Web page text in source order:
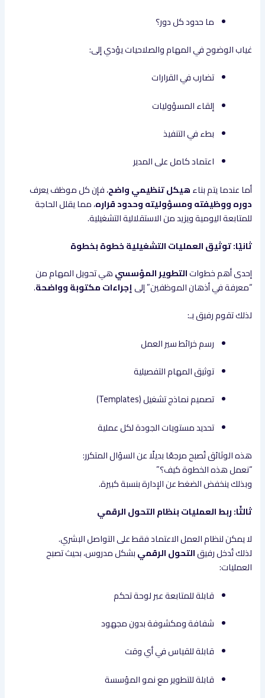
ما حدود كل دور؟
غياب الوضوح في المهام والصلاحيات يؤدي إلى:
تضارب في القرارات
إلقاء المسؤوليات
بطء في التنفيذ
اعتماد كامل على المدير
أما عندما يتم بناءهيكل تنظيمي واضح، فإن كل موظف يعرف
دوره ووظيفته ومسؤوليته وحدود قراره، مما يقلل الحاجة
للمتابعة اليومية ويزيد من الاستقلالية التشغيلية.
ثانيًا: توثيق العمليات التشغيلية خطوة بخطوة
إحدى أهم خطواتالتطوير المؤسسيهي تحويل المهام من
“معرفة في أذهان الموظفين” إلىإجراءات مكتوبة وواضحة.
لذلك تقوم رفيق بـ:
رسم خرائط سير العمل
توثيق المهام التفصيلية
تصميم نماذج تشغيل (Templates)
تحديد مستويات الجودة لكل عملية
هذه الوثائق تُصبح مرجعًا بديلًا عن السؤال المتكرر:
“نعمل هذه الخطوة كيف؟”
وبذلك ينخفض الضغط عن الإدارة بنسبة كبيرة.
ثالثًا: ربط العمليات بنظام التحول الرقمي
لا يمكن لنظام العمل الاعتماد فقط على التواصل البشري.
لذلك تُدخل رفيقالتحول الرقميبشكل مدروس، بحيث تصبح
العمليات:
قابلة للمتابعة عبر لوحة تحكم
شفافة ومكشوفة بدون مجهود
قابلة للقياس في أي وقت
قابلة للتطوير مع نمو المؤسسة